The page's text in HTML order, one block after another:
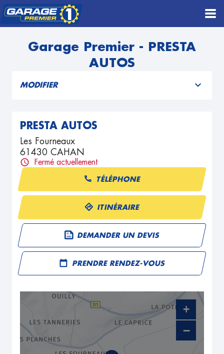
Garage Premier - PRESTA
AUTOS
MODIFIER
PRESTA AUTOS
Les Fourneaux
61430 CAHAN
Fermé actuellement
TÉLÉPHONE
ITINÉRAIRE
DEMANDER UN DEVIS
PRENDRE RENDEZ-VOUS
+
−